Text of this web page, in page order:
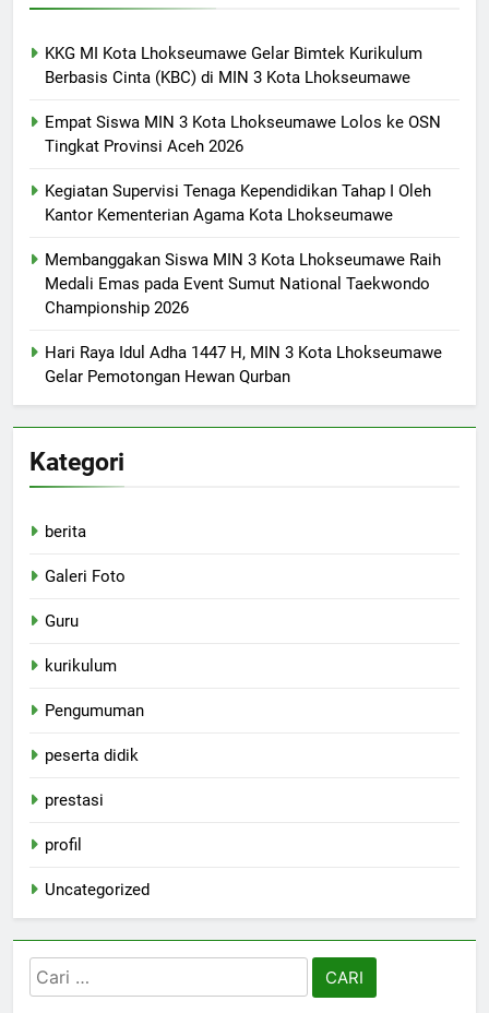
KKG MI Kota Lhokseumawe Gelar Bimtek Kurikulum
Berbasis Cinta (KBC) di MIN 3 Kota Lhokseumawe
Empat Siswa MIN 3 Kota Lhokseumawe Lolos ke OSN
Tingkat Provinsi Aceh 2026
Kegiatan Supervisi Tenaga Kependidikan Tahap I Oleh
Kantor Kementerian Agama Kota Lhokseumawe
Membanggakan Siswa MIN 3 Kota Lhokseumawe Raih
Medali Emas pada Event Sumut National Taekwondo
Championship 2026
Hari Raya Idul Adha 1447 H, MIN 3 Kota Lhokseumawe
Gelar Pemotongan Hewan Qurban
Kategori
berita
Galeri Foto
Guru
kurikulum
Pengumuman
peserta didik
prestasi
profil
Uncategorized
Cari
untuk: